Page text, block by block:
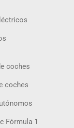
coches
coches
Fórmula 1